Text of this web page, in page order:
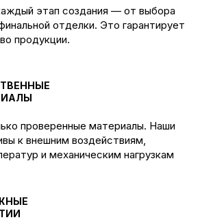
этап создания — от выбора
отделки. Это гарантирует
продукции.
проверенные материалы. Наши
к внешним воздействиям,
и механическим нагрузкам